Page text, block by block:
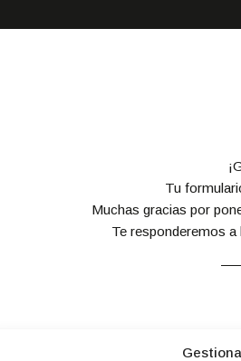
Tu
Muchas gracias por
Te responderemos